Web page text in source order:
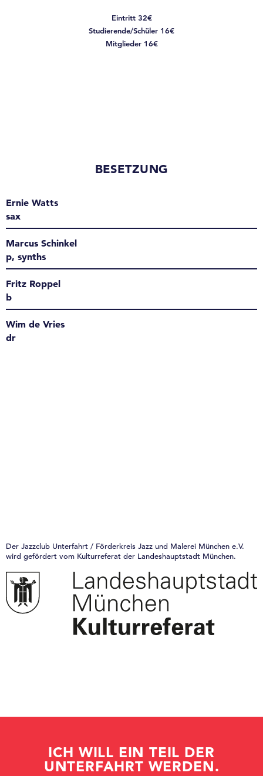
Eintritt 32€
Studierende/Schüler 16€
Mitglieder 16€
BESETZUNG
Ernie Watts
sax
Marcus Schinkel
p, synths
Fritz Roppel
b
Wim de Vries
dr
Der Jazzclub Unterfahrt / Förderkreis Jazz und Malerei München e.V.
wird gefördert vom Kulturreferat der Landeshauptstadt München.
ICH WILL EIN TEIL DER
UNTERFAHRT WERDEN.